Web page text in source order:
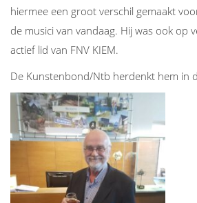
hiermee een groot verschil gemaakt
de musici van vandaag. Hij was ook op
actief lid van FNV KIEM.
De Kunstenbond/Ntb herdenkt hem in